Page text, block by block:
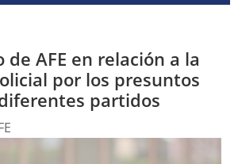
de AFE en relación a la
por los presuntos
partidos